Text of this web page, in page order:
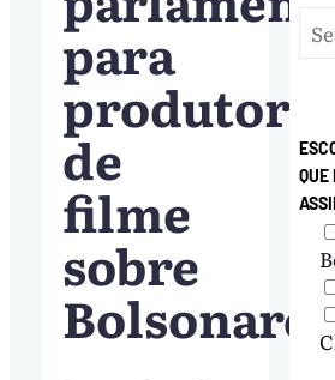
para
produtora
de
filme
sobre
Bolsonaro
QUE